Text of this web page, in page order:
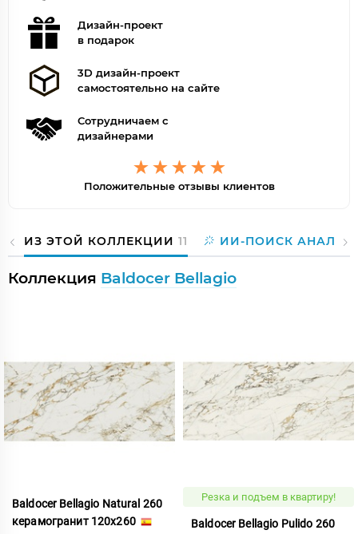
Дизайн-проект
в подарок
3D дизайн-проект
самостоятельно на сайте
Сотрудничаем с
дизайнерами
Положительные отзывы клиентов
ИЗ ЭТОЙ КОЛЛЕКЦИИ 11 ИИ-ПОИСК
Коллекция Baldocer Bellagio
Baldocer Bellagio Natural 260
керамогранит 120x260
Резка и подъем в квартиру!
Baldocer Bellagio Pulido 260